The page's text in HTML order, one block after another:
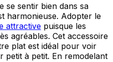
se sentir bien dans sa
harmonieuse. Adopter le
attractive puisque les
agréables. Cet accessoire
plat est idéal pour voir
petit à petit. En remodelant